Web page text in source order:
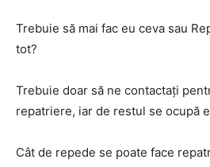
Trebuie să mai fac eu ceva sau
tot?
Trebuie doar să ne contactați
repatriere, iar de restul se ocupă
Cât de repede se poate face